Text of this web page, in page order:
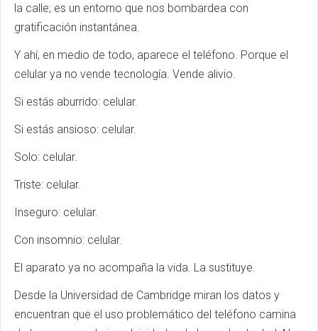
la calle; es un entorno que nos bombardea con
gratificación instantánea.
Y ahí, en medio de todo, aparece el teléfono. Porque el
celular ya no vende tecnología. Vende alivio.
Si estás aburrido: celular.
Si estás ansioso: celular.
Solo: celular.
Triste: celular.
Inseguro: celular.
Con insomnio: celular.
El aparato ya no acompaña la vida. La sustituye.
Desde la Universidad de Cambridge miran los datos y
encuentran que el uso problemático del teléfono camina